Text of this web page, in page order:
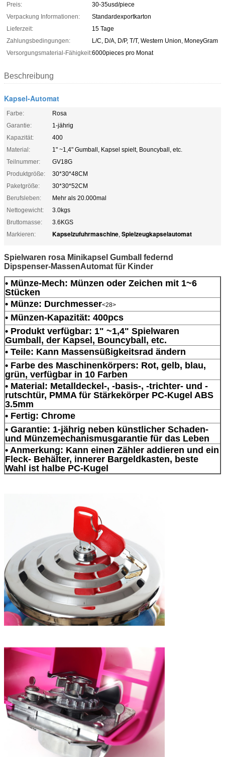
Preis:
30-35usd/piece
Verpackung Informationen:
Standardexportkarton
Lieferzeit:
15 Tage
Zahlungsbedingungen:
L/C, D/A, D/P, T/T, Western Union, MoneyGram
Versorgungsmaterial-Fähigkeit:6000pieces pro Monat
Beschreibung
Kapsel-Automat
Farbe:
Rosa
Garantie:
1-jährig
Kapazität:
400
Material:
1" ~1,4" Gumball, Kapsel spielt, Bouncyball, etc.
Teilnummer:
GV18G
Produktgröße:
30*30*48CM
Paketgröße:
30*30*52CM
Berufsleben:
Mehr als 20.000mal
Nettogewicht:
3.0kgs
Bruttomasse:
3.6KGS
Markieren:
Kapselzufuhrmaschine, Spielzeugkapselautomat
Spielwaren rosa Minikapsel Gumball federnd
Dipspenser-MassenAutomat für Kinder
• Münze-Mech: Münzen oder Zeichen mit 1~6
Stücken
• Münze: Durchmesser<28>
• Münzen-Kapazität: 400pcs
• Produkt verfügbar: 1" ~1,4" Spielwaren
Gumball, der Kapsel, Bouncyball, etc.
• Teile: Kann Massensüßigkeitsrad ändern
• Farbe des Maschinenkörpers: Rot, gelb, blau,
grün, verfügbar in 10 Farben
• Material: Metalldeckel-, -basis-, -trichter- und -
rutschtür, PMMA für Stärkekörper PC-Kugel ABS
3.5mm
• Fertig: Chrome
• Garantie: 1-jährig neben künstlicher Schaden-
und Münzemechanismusgarantie für das Leben
• Anmerkung: Kann einen Zähler addieren und ein
Fleck- Behälter, innerer Bargeldkasten, beste
Wahl ist halbe PC-Kugel